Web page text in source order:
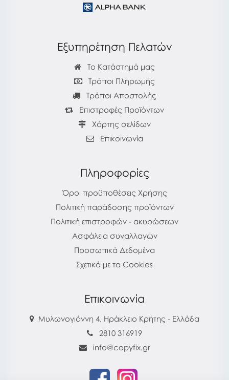
Εξυπηρέτηση Πελατών
Το Κατάστημά μας
Τρόποι Πληρωμής
Τρόποι Αποστολής
Επιστροφές Προϊόντων
Χάρτης σελίδων
Επικοινωνία
Πληροφορίες
Όροι προϋποθέσεις Χρήσης
Πολιτική παράδοσης προϊόντων
Πολιτική επιστροφών - ακυρώσεων
Ασφάλεια συναλλαγών
Προσωπικά Δεδομένα
Σχετικά με τα Cookies
Επικοινωνία
Μυλωνογιάννη 4, Ηράκλειο Κρήτης - Ελλάδα
2810 316919
info@copyfix.gr